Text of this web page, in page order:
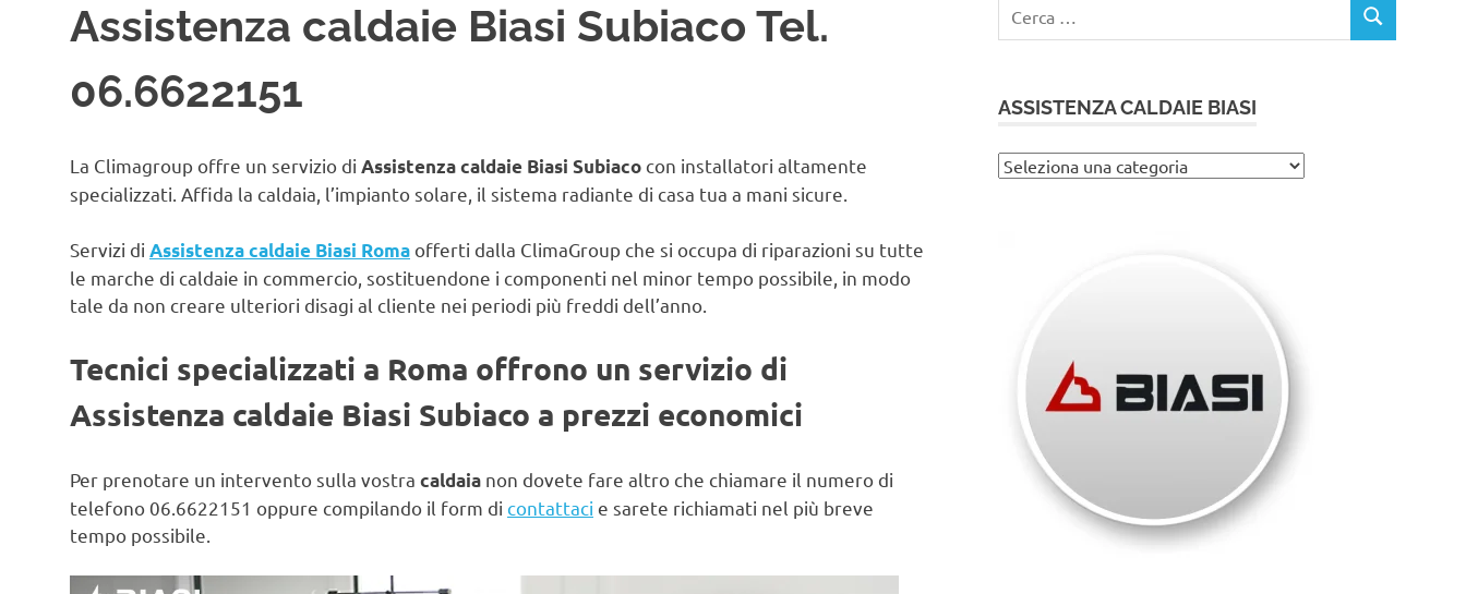
Assistenza caldaie Biasi Subiaco Tel.
06.6622151
La Climagroup offre un servizio di Assistenza caldaie Biasi Subiaco con installatori altamente
specializzati. Affida la caldaia, l’impianto solare, il sistema radiante di casa tua a mani sicure.
Servizi di Assistenza caldaie Biasi Roma offerti dalla ClimaGroup che si occupa di riparazioni su tutte
le marche di caldaie in commercio, sostituendone i componenti nel minor tempo possibile, in modo
tale da non creare ulteriori disagi al cliente nei periodi più freddi dell’anno.
Tecnici specializzati a Roma offrono un servizio di
Assistenza caldaie Biasi Subiaco a prezzi economici
Per prenotare un intervento sulla vostra caldaia non dovete fare altro che chiamare il numero di
telefono 06.6622151 oppure compilando il form di contattaci e sarete richiamati nel più breve
tempo possibile.
per:
CERCA
ASSISTENZA CALDAIE BIASI
Assistenza